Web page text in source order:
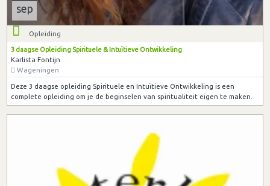
sep
Opleiding
3 daagse Opleiding Spirituele & Intuïtieve Ontwikkeling
Karlista Fontijn
Wageningen
Deze 3 daagse opleiding Spirituele en Intuïtieve Ontwikkeling is een
complete opleiding om je de beginselen van spiritualiteit eigen te maken.